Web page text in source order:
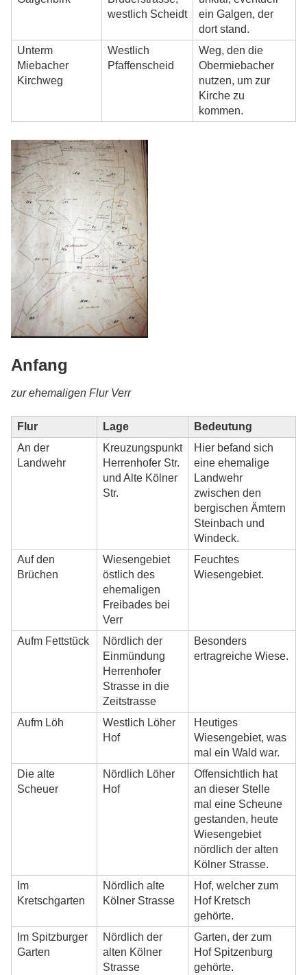
westlich Scheidt
ein Galgen, der
dort stand.
Unterm
Miebacher
Kirchweg
Westlich
Pfaffenscheid
Weg, den die
Obermiebacher
nutzen, um zur
Kirche zu
kommen.
Anfang
zur ehemaligen Flur Verr
Flur Lage
Bedeutung
An der
Landwehr
Kreuzungspunkt
Herrenhofer Str.
und Alte Kölner
Str.
Hier befand sich
eine ehemalige
Landwehr
zwischen den
bergischen Ämtern
Steinbach und
Windeck.
Auf den
Brüchen
Wiesengebiet
östlich des
ehemaligen
Freibades bei
Verr
Feuchtes
Wiesengebiet.
Aufm Fettstück
Nördlich der
Einmündung
Herrenhofer
Strasse in die
Zeitstrasse
Besonders
ertragreiche Wiese.
Aufm Löh
Westlich Löher
Hof
Heutiges
Wiesengebiet, was
mal ein Wald war.
Die alte
Scheuer
Nördlich Löher
Hof
Offensichtlich hat
an dieser Stelle
mal eine Scheune
gestanden, heute
Wiesengebiet
nördlich der alten
Kölner Strasse.
Im
Kretschgarten
Nördlich alte
Kölner Strasse
Hof, welcher zum
Hof Kretsch
gehörte.
Im Spitzburger
Garten
Nördlich der
alten Kölner
Strasse
Garten, der zum
Hof Spitzenburg
gehörte.